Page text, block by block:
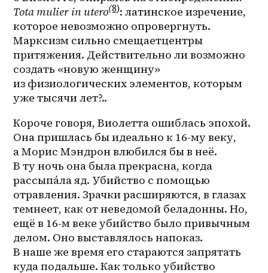
Tota mulier in utero(8): латинское изречение,
которое невозможно опровергнуть.
Марксизм сильно смещаетцентры
притяжения. Действительно ли возможно
создать «новую женщину»
из физиологических элементов, которым
уже тысячи лет?..
Короче говоря, Виолетта ошиблась эпохой.
Она пришлась бы идеально к 16-му веку,
а Морис Мэндрон влюбился бы в неё.
В ту ночь она была прекрасна, когда
рассыпáла яд. Убийство с помощью
отравления. Зрачки расширяются, в глазах
темнеет, как от неведомой беладонны. Но,
ещё в 16-м веке убийство было привычным
делом. Оно выставлялось напоказ.
В наше же время его стараются запрятать
куда подальше. Как только убийство